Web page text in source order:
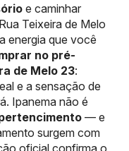
e caminhar
Teixeira de Melo
energia que você
no pré-
de Melo 23:
e a sensação de
Ipanema não é
— e
surgem com
oficial confirma o